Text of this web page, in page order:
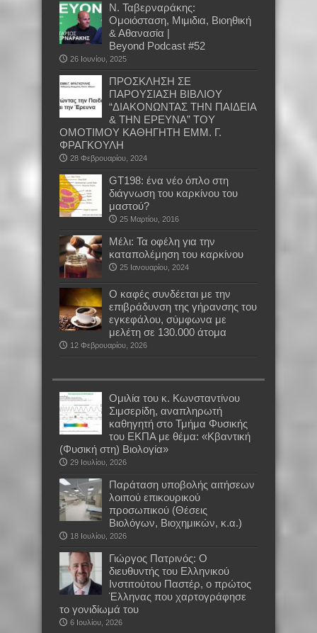
Ν. Ταβερναράκης:
Ομοιόσταση, Μιμιδια, Βιοηθική
& Αθανασία |
Beyond Podcast #52
26 Ιουνίου, 2025
ΠΡΟΣΚΛΗΣΗ ΣΕ
ΠΑΡΟΥΣΙΑΣΗ ΒΙΒΛΙΟΥ
“ΔΙΑΚΟΝΩΝΤΑΣ ΤΗΝ ΠΑΙΔΕΙΑ
& ΤΗΝ ΕΡΕΥΝΑ” ΤΟΥ
ΟΜΟΤΙΜΟΥ ΚΑΘΗΓΗΤΗ ΕΜΜ. Γ.
ΦΡΑΓΚΟΥΛΗ
28 Φεβρουαρίου, 2024
GT198: ένα νέο όπλο στη
διάγνωση του καρκίνου του
μαστού?
25 Μαρτίου, 2016
Mέλι: Τα οφέλη για την
καταπολέμηση του καρκίνου
25 Ιανουαρίου, 2024
Ο καφές συνδέεται με την
επιβράδυνση της γήρανσης του
εγκεφάλου, σύμφωνα με
μελέτη σε 130.000 άτομα
12 Φεβρουαρίου, 2026
Oμιλία του κ. Κωνσταντίνου
Σιμσερίδη, αναπληρωτή
καθηγητή στο Τμήμα Φυσικής
του ΕΚΠΑ με θέμα: «Κβαντική
(Φυσική στη) Βιολογία»
29 Ιουλίου, 2026
Παράταση υποβολής αιτήσεων
λοιπού επικουρικού
προσωπικού (Θέσεις
Βιολόγων, Βιοχημικών, κ.α.)
18 Ιουλίου, 2026
Γιώργος Πατρινός: Ο
διευθυντής του Ελληνικού
Ινστιτούτου Παστέρ, ο πρώτος
Έλληνας που χαρτογράφησε
το γονιδίωμά του
6 Ιουλίου, 2026